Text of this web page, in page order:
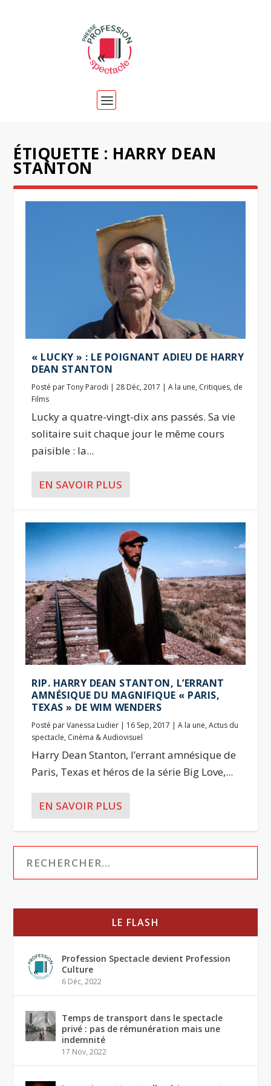
ÉTIQUETTE : HARRY DEAN
STANTON
« LUCKY » : LE POIGNANT ADIEU DE HARRY
DEAN STANTON
Posté parTony Parodi |28 Déc, 2017 |A la une, Critiques, de
Films
Lucky a quatre-vingt-dix ans passés. Sa vie
solitaire suit chaque jour le même cours
paisible : la...
EN SAVOIR PLUS
RIP. HARRY DEAN STANTON, L’ERRANT
AMNÉSIQUE DU MAGNIFIQUE « PARIS,
TEXAS » DE WIM WENDERS
Posté parVanessa Ludier | 16 Sep, 2017 |A la une,Actus du
spectacle, Cinéma & Audiovisuel
Harry Dean Stanton, l’errant amnésique de
Paris, Texas et héros de la série Big Love,...
EN SAVOIR PLUS
LE FLASH
Profession Spectacle devient Profession
Culture
6 Déc, 2022
Temps de transport dans le spectacle
privé : pas de rémunération mais une
indemnité
17 Nov, 2022